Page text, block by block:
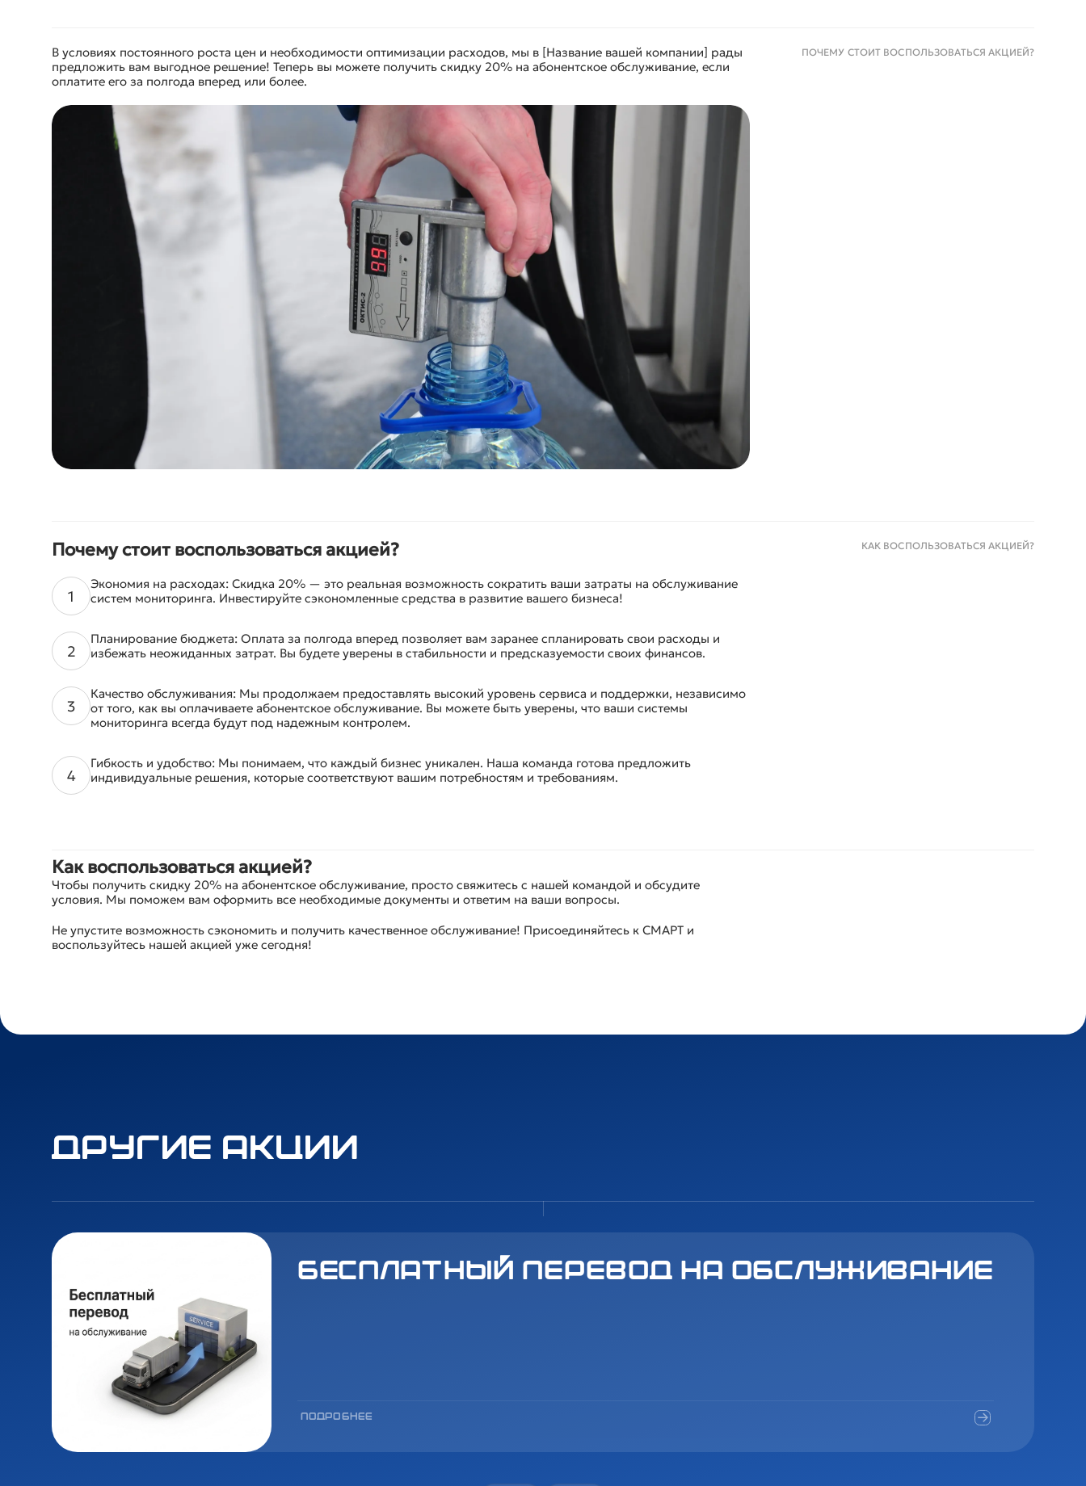
ПОЧЕМУ СТОИТ ВОСПОЛЬЗОВАТЬСЯ АКЦИЕЙ?
В условиях постоянного роста цен и необходимости оптимизации расходов, мы в [Название вашей компании] рады
предложить вам выгодное решение! Теперь вы можете получить скидку 20% на абонентское обслуживание, если
оплатите его за полгода вперед или более.
КАК ВОСПОЛЬЗОВАТЬСЯ АКЦИЕЙ?
Почему стоит воспользоваться акцией?
Экономия на расходах: Скидка 20% — это реальная возможность сократить ваши затраты на обслуживание
систем мониторинга. Инвестируйте сэкономленные средства в развитие вашего бизнеса!
Планирование бюджета: Оплата за полгода вперед позволяет вам заранее спланировать свои расходы и
избежать неожиданных затрат. Вы будете уверены в стабильности и предсказуемости своих финансов.
Качество обслуживания: Мы продолжаем предоставлять высокий уровень сервиса и поддержки, независимо
от того, как вы оплачиваете абонентское обслуживание. Вы можете быть уверены, что ваши системы
мониторинга всегда будут под надежным контролем.
Гибкость и удобство: Мы понимаем, что каждый бизнес уникален. Наша команда готова предложить
индивидуальные решения, которые соответствуют вашим потребностям и требованиям.
Как воспользоваться акцией?
Чтобы получить скидку 20% на абонентское обслуживание, просто свяжитесь с нашей командой и обсудите
условия. Мы поможем вам оформить все необходимые документы и ответим на ваши вопросы.
Не упустите возможность сэкономить и получить качественное обслуживание! Присоединяйтесь к СМАРТ и
воспользуйтесь нашей акцией уже сегодня!
Другие акции
Бесплатный перевод на обслуживание
ПОДРОБНЕЕ